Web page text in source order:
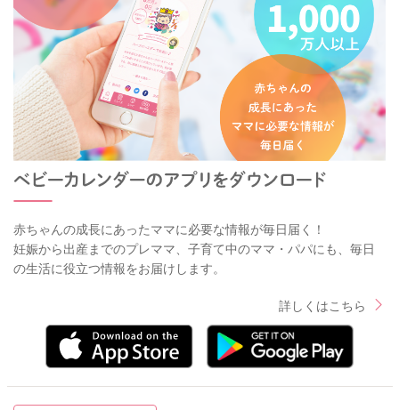
赤ちゃんの成長にあったママに必要な情報が毎日届く！
妊娠から出産までのプレママ、子育て中のママ・パパにも、毎日
の生活に役立つ情報をお届けします。
詳しくはこちら